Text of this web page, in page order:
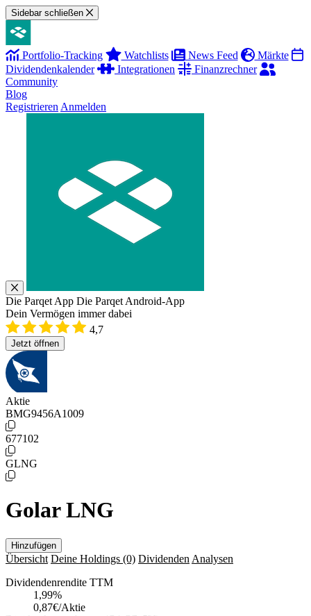
Sidebar schließen
Portfolio-Tracking Watchlists News Feed
Märkte
Dividendenkalender
Integrationen
Finanzrechner
Community
Blog
Registrieren Anmelden
Die Parqet App Die Parqet Android-App
Dein Vermögen immer dabei
4,7
Jetzt öffnen
Aktie
BMG9456A1009
677102
GLNG
Golar LNG
Hinzufügen
Übersicht Deine Holdings (0) Dividenden Analysen
Dividendenrendite TTM
1,99%
0,87€/Aktie